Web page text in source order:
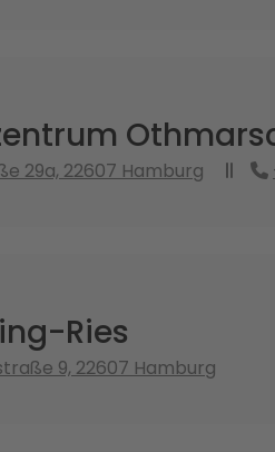
29a, 22607 Hamburg
Ries
9, 22607 Hamburg